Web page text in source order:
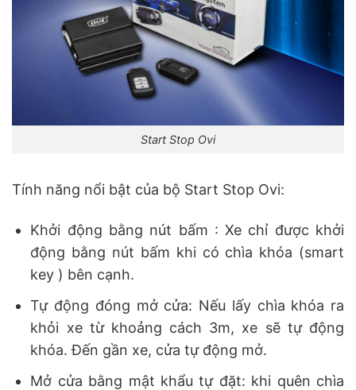
Start Stop Ovi
Tính năng nổi bật của bộ Start Stop Ovi:
Khởi động bằng nút bấm : Xe chỉ được khởi
động bằng nút bấm khi có chìa khóa (smart
key ) bên cạnh.
Tự động đóng mở cửa: Nếu lấy chìa khóa ra
khỏi xe từ khoảng cách 3m, xe sẽ tự động
khóa. Đến gần xe, cửa tự động mở.
Mở cửa bằng mật khẩu tự đặt: khi quên chìa